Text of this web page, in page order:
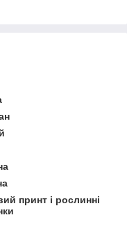
принт і рослинні